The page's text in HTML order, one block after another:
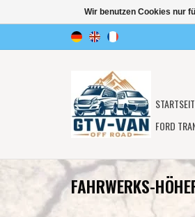
FORD
FAHRWERKS-
Wir benutzen Cookies nur